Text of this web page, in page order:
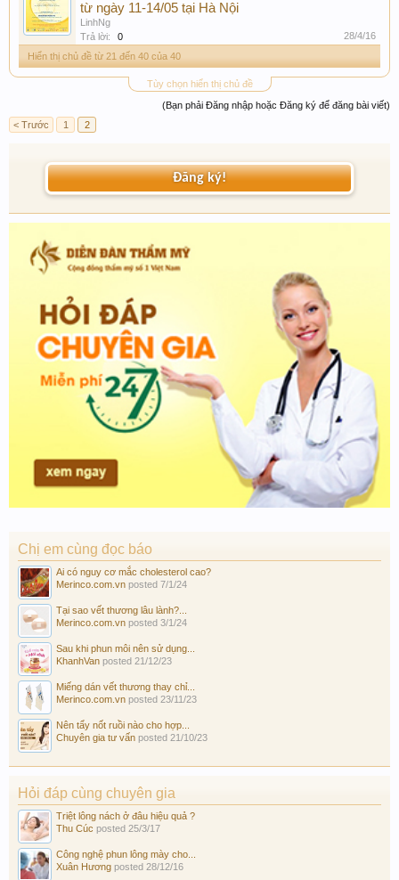
từ ngày 11-14/05 tại Hà Nội
LinhNg
Trả lời:
0
28/4/16
Hiển thị chủ đề từ 21 đến 40 của 40
Tùy chọn hiển thị chủ đề
(Bạn phải Đăng nhập hoặc Đăng ký để đăng bài viết)
< Trước
1 2
Đăng ký!
Chị em cùng đọc báo
Ai có nguy cơ mắc cholesterol cao?
Merinco.com.vn posted 7/1/24
Tại sao vết thương lâu lành?...
Merinco.com.vn posted 3/1/24
Sau khi phun môi nên sử dụng...
KhanhVan posted 21/12/23
Miếng dán vết thương thay chỉ...
Merinco.com.vn posted 23/11/23
Nên tẩy nốt ruồi nào cho hợp...
Chuyên gia tư vấn posted 21/10/23
Hỏi đáp cùng chuyên gia
Triệt lông nách ở đâu hiệu quả ?
Thu Cúc posted 25/3/17
Công nghệ phun lông mày cho...
Xuân Hương posted 28/12/16